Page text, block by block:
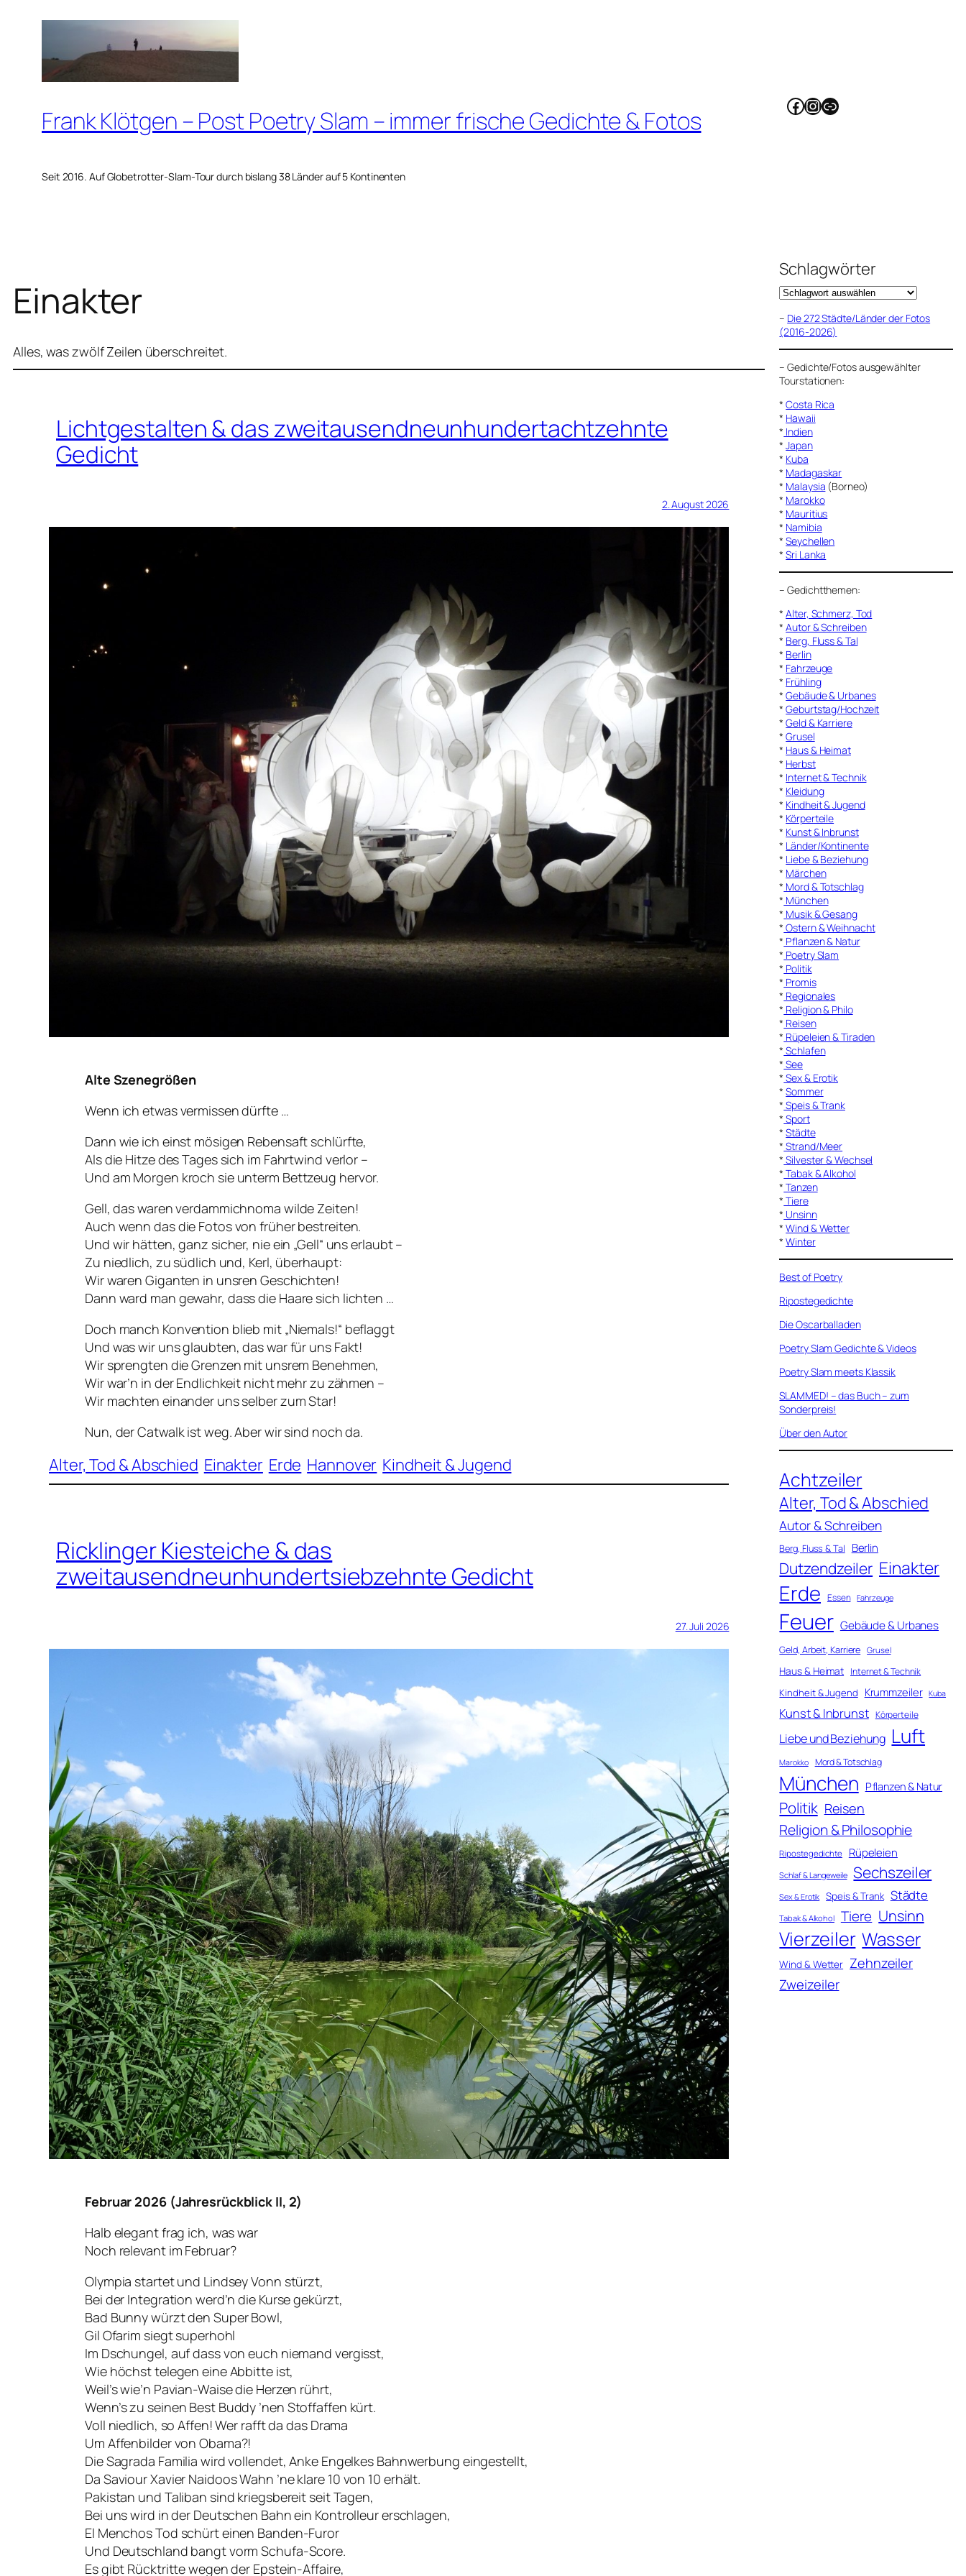
springen
Frank Klötgen – Post Poetry Slam – immer frische Gedichte & Fotos
Seit 2016. Auf Globetrotter-Slam-Tour durch bislang 38 Länder auf 5 Kontinenten
Facebook
Instagram
Link
Einakter
Alles, was zwölf Zeilen überschreitet.
Lichtgestalten & das zweitausendneunhundertachtzehnte
Gedicht
2. August 2026
Alte Szenegrößen
Wenn ich etwas vermissen dürfte …
Dann wie ich einst mösigen Rebensaft schlürfte,
Als die Hitze des Tages sich im Fahrtwind verlor –
Und am Morgen kroch sie unterm Bettzeug hervor.
Gell, das waren verdammichnoma wilde Zeiten!
Auch wenn das die Fotos von früher bestreiten.
Und wir hätten, ganz sicher, nie ein „Gell“ uns erlaubt –
Zu niedlich, zu südlich und, Kerl, überhaupt:
Wir waren Giganten in unsren Geschichten!
Dann ward man gewahr, dass die Haare sich lichten …
Doch manch Konvention blieb mit „Niemals!“ beflaggt
Und was wir uns glaubten, das war für uns Fakt!
Wir sprengten die Grenzen mit unsrem Benehmen,
Wir war’n in der Endlichkeit nicht mehr zu zähmen –
Wir machten einander uns selber zum Star!
Nun, der Catwalk ist weg. Aber wir sind noch da.
Alter, Tod & Abschied Einakter Erde Hannover Kindheit & Jugend
Ricklinger Kiesteiche & das
zweitausendneunhundertsiebzehnte Gedicht
27. Juli 2026
Februar 2026 (Jahresrückblick II, 2)
Halb elegant frag ich, was war
Noch relevant im Februar?
Olympia startet und Lindsey Vonn stürzt,
Bei der Integration werd’n die Kurse gekürzt,
Bad Bunny würzt den Super Bowl,
Gil Ofarim siegt superhohl
Im Dschungel, auf dass von euch niemand vergisst,
Wie höchst telegen eine Abbitte ist,
Weil’s wie’n Pavian-Waise die Herzen rührt,
Wenn’s zu seinen Best Buddy ’nen Stoffaffen kürt.
Voll niedlich, so Affen! Wer rafft da das Drama
Um Affenbilder von Obama?!
Die Sagrada Familia wird vollendet, Anke Engelkes Bahnwerbung eingestellt,
Da Saviour Xavier Naidoos Wahn ’ne klare 10 von 10 erhält.
Pakistan und Taliban sind kriegsbereit seit Tagen,
Bei uns wird in der Deutschen Bahn ein Kontrolleur erschlagen,
El Menchos Tod schürt einen Banden-Furor
Und Deutschland bangt vorm Schufa-Score.
Es gibt Rücktritte wegen der Epstein-Affaire,
Schlagwörter
– Die 272 Städte/Länder der Fotos
(2016-2026)
–Gedichte/Fotos ausgewählter
Tourstationen:
*Costa Rica
* Hawaii
* Indien
*Japan
* Kuba
* Madagaskar
* Malaysia (Borneo)
* Marokko
* Mauritius
* Namibia
*Seychellen
*Sri Lanka
–Gedichtthemen:
*Alter, Schmerz, Tod
*Autor & Schreiben
* Berg, Fluss & Tal
* Berlin
* Fahrzeuge
* Frühling
*Gebäude & Urbanes
*Geburtstag/Hochzeit
*Geld & Karriere
*Grusel
* Haus & Heimat
* Herbst
* Internet & Technik
* Kleidung
* Kindheit & Jugend
* Körperteile
* Kunst & Inbrunst
* Länder/Kontinente
* Liebe & Beziehung
* Märchen
* Mord & Totschlag
* München
* Musik & Gesang
* Ostern & Weihnacht
* Pflanzen & Natur
* Poetry Slam
* Politik
* Promis
* Regionales
* Religion & Philo
* Reisen
* Rüpeleien & Tiraden
* Schlafen
* See
* Sex & Erotik
*Sommer
* Speis & Trank
* Sport
*Städte
* Strand/Meer
* Silvester & Wechsel
* Tabak & Alkohol
* Tanzen
* Tiere
* Unsinn
*Wind & Wetter
*Winter
Best of Poetry
Ripostegedichte
Die Oscarballaden
Poetry Slam Gedichte & Videos
Poetry Slam meets Klassik
SLAMMED! – das Buch – zum
Sonderpreis!
Über den Autor
Achtzeiler
Alter, Tod & Abschied
Autor & Schreiben
Berg, Fluss & Tal Berlin
Dutzendzeiler Einakter
Erde Essen Fahrzeuge
Feuer Gebäude & Urbanes
Geld, Arbeit, Karriere Grusel
Haus & Heimat Internet & Technik
Kindheit & Jugend Krummzeiler Kuba
Kunst & Inbrunst Körperteile
Liebe und Beziehung Luft
Marokko Mord & Totschlag
München Pflanzen & Natur
Politik Reisen
Religion & Philosophie
Ripostegedichte Rüpeleien
Schlaf & Langeweile Sechszeiler
Sex & Erotik Speis & Trank Städte
Tabak & Alkohol Tiere Unsinn
Vierzeiler Wasser
Wind & Wetter Zehnzeiler
Zweizeiler